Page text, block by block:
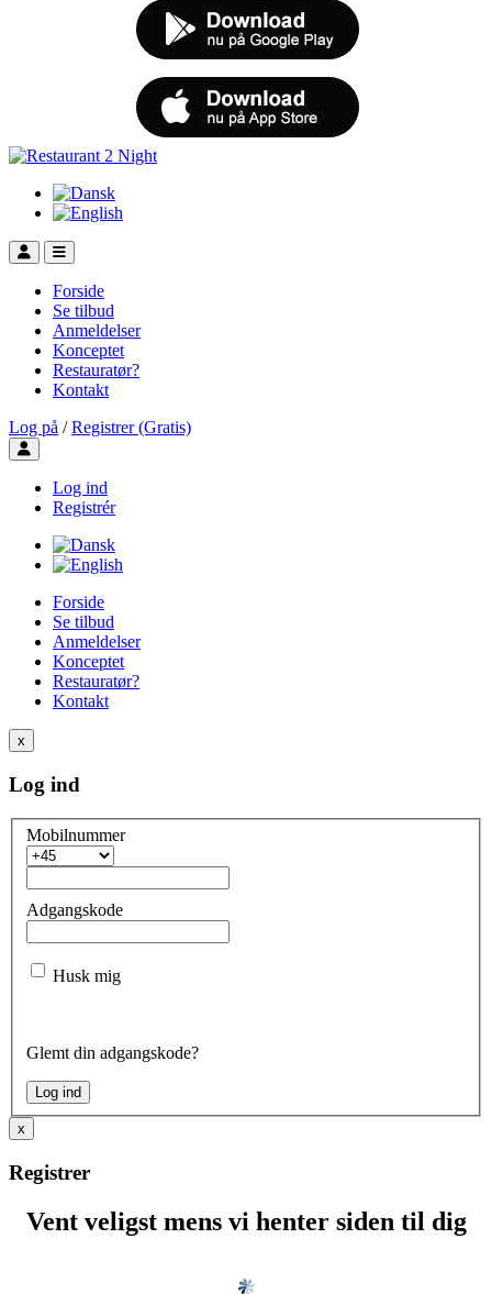
Forside
Se tilbud
Anmeldelser
Konceptet
Restauratør?
Kontakt
Log på / Registrer (Gratis)
Toggle user menu
Log ind
Registrér
Forside
Se tilbud
Anmeldelser
Konceptet
Restauratør?
Kontakt
x
Log ind
Mobilnummer
Adgangskode
Husk mig
Glemt din adgangskode?
x
Registrer
Vent veligst mens vi henter siden til dig